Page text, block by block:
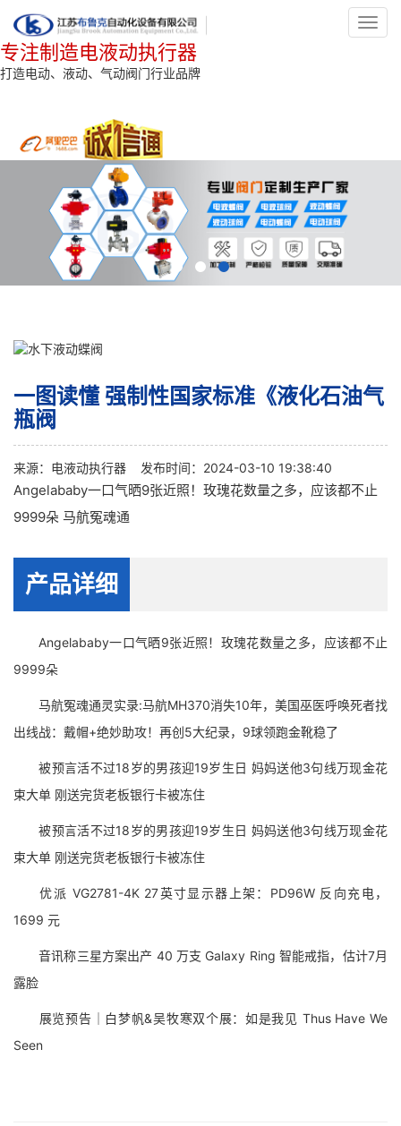
专注制造电液动执行器
打造电动、液动、气动阀门行业品牌
一图读懂 强制性国家标准《液化石油气
瓶阀
来源： 电液动执行器 发布时间：2024-03-10 19:38:40
Angelababy一口气晒9张近照！玫瑰花数量之多，应该都不止
9999朵 马航冤魂通
产品详细
Angelababy一口气晒9张近照！玫瑰花数量之多，应该都不止
9999朵
马航冤魂通灵实录:马航MH370消失10年，美国巫医呼唤死者找
出线战：戴帽+绝妙助攻！再创5大纪录，9球领跑金靴稳了
被预言活不过18岁的男孩迎19岁生日 妈妈送他3句线万现金花
束大单 刚送完货老板银行卡被冻住
被预言活不过18岁的男孩迎19岁生日 妈妈送他3句线万现金花
束大单 刚送完货老板银行卡被冻住
优派 VG2781-4K 27英寸显示器上架：PD96W 反向充电，
1699 元
音讯称三星方案出产 40 万支 Galaxy Ring 智能戒指，估计7月
露脸
展览预告｜白梦帆&吴牧寒双个展：如是我见 Thus Have We
Seen